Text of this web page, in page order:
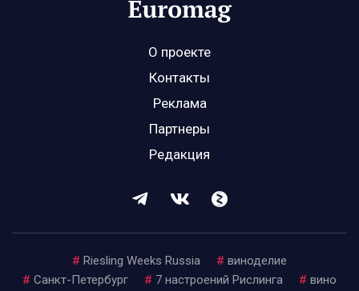
О проекте
Контакты
Реклама
Партнеры
Редакция
# Riesling Weeks Russia # виноделие
# Санкт-Петербург # 7 настроений Рислинга # вино